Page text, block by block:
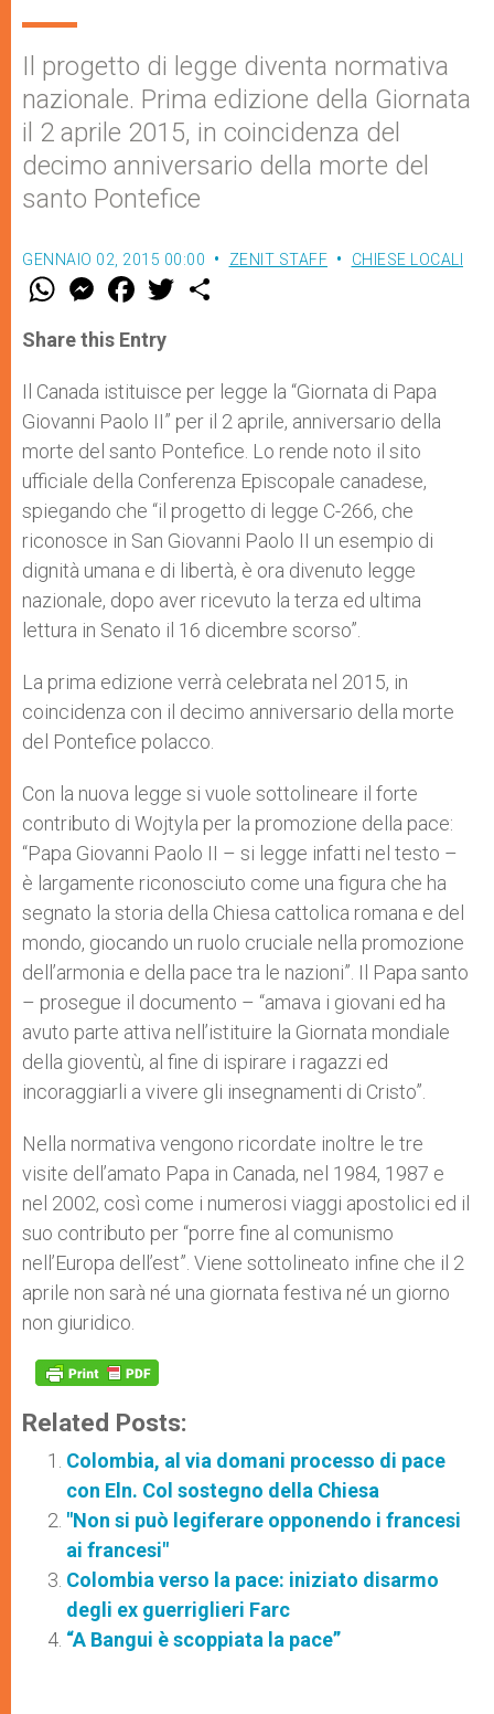
Il progetto di legge diventa normativa
nazionale. Prima edizione della Giornata
il 2 aprile 2015, in coincidenza del
decimo anniversario della morte del
santo Pontefice
GENNAIO 02, 2015 00:00 ZENIT STAFF CHIESE LOCALI
W
t
s
p
p
M
e
s
e
g
e
r
F
a
e
b
o
k
w
r
Share this Entry
Il Canada istituisce per legge la “Giornata di Papa
Giovanni Paolo II” per il 2 aprile, anniversario della
morte del santo Pontefice. Lo rende noto il sito
ufficiale della Conferenza Episcopale canadese,
spiegando che “il progetto di legge C-266, che
riconosce in San Giovanni Paolo II un esempio di
dignità umana e di libertà, è ora divenuto legge
nazionale, dopo aver ricevuto la terza ed ultima
lettura in Senato il 16 dicembre scorso”.
La prima edizione verrà celebrata nel 2015, in
coincidenza con il decimo anniversario della morte
del Pontefice polacco.
Con la nuova legge si vuole sottolineare il forte
contributo di Wojtyla per la promozione della pace:
“Papa Giovanni Paolo II – si legge infatti nel testo –
è largamente riconosciuto come una figura che ha
segnato la storia della Chiesa cattolica romana e del
mondo, giocando un ruolo cruciale nella promozione
dell’armonia e della pace tra le nazioni”. Il Papa santo
– prosegue il documento – “amava i giovani ed ha
avuto parte attiva nell’istituire la Giornata mondiale
della gioventù, al fine di ispirare i ragazzi ed
incoraggiarli a vivere gli insegnamenti di Cristo”.
Nella normativa vengono ricordate inoltre le tre
visite dell’amato Papa in Canada, nel 1984, 1987 e
nel 2002, così come i numerosi viaggi apostolici ed il
suo contributo per “porre fine al comunismo
nell’Europa dell’est”. Viene sottolineato infine che il 2
aprile non sarà né una giornata festiva né un giorno
non giuridico.
Related Posts:
Colombia, al via domani processo di pace
con Eln. Col sostegno della Chiesa
"Non si può legiferare opponendo i francesi
ai francesi"
Colombia verso la pace: iniziato disarmo
degli ex guerriglieri Farc
“A Bangui è scoppiata la pace”